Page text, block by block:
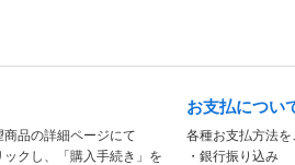
品の詳細ページにて
ックし、「購入手続き」を
お支払につい
各種お支払方法
・銀行振り込み